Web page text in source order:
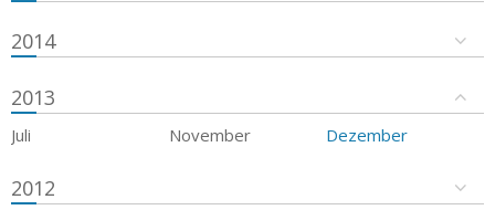
2014
2013
Juli November Dezember
2012